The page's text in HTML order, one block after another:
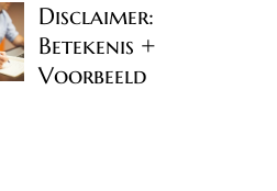
Disclaimer:
Betekenis +
Voorbeeld